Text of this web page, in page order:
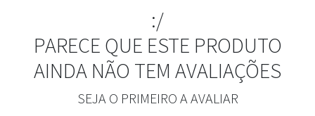
:/
PARECE QUE ESTE PRODUTO
AINDA NÃO TEM AVALIAÇÕES
SEJA O PRIMEIRO A AVALIAR